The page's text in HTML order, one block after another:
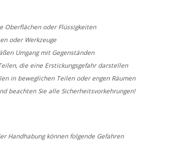
Oberflächen oder Flüssigkeiten
oder Werkzeuge
Umgang mit Gegenständen
die eine Erstickungsgefahr darstellen
in beweglichen Teilen oder engen Räumen
beachten Sie alle Sicherheitsvorkehrungen!
Handhabung können folgende Gefahren